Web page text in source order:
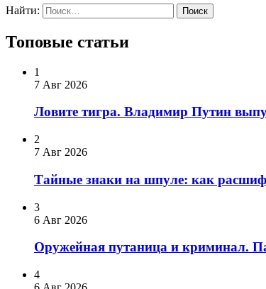
Найти:
Топовые статьи
1
7 Авг 2026
Ловите тигра. Владимир Путин
2
7 Авг 2026
Тайные знаки на шпуле: как
3
6 Авг 2026
Оружейная путаница и криминал.
4